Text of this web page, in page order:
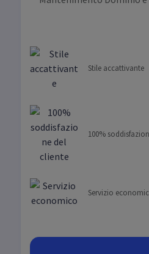
Stile accattivante
100%
Servizio